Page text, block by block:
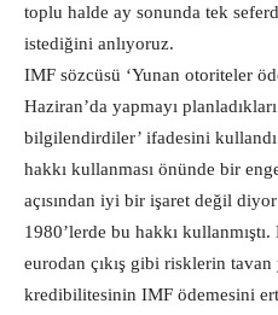
toplu halde ay sonunda tek
istediğini anlıyoruz.
IMF sözcüsü ‘Yunan otoriteler
Haziran’da yapmayı
bilgilendirdiler’ ifadesini
hakkı kullanması önünde bir
açısından iyi bir işaret değil
1980’lerde bu hakkı
eurodan çıkış gibi risklerin tavan
kredibilitesinin IMF ödemesini